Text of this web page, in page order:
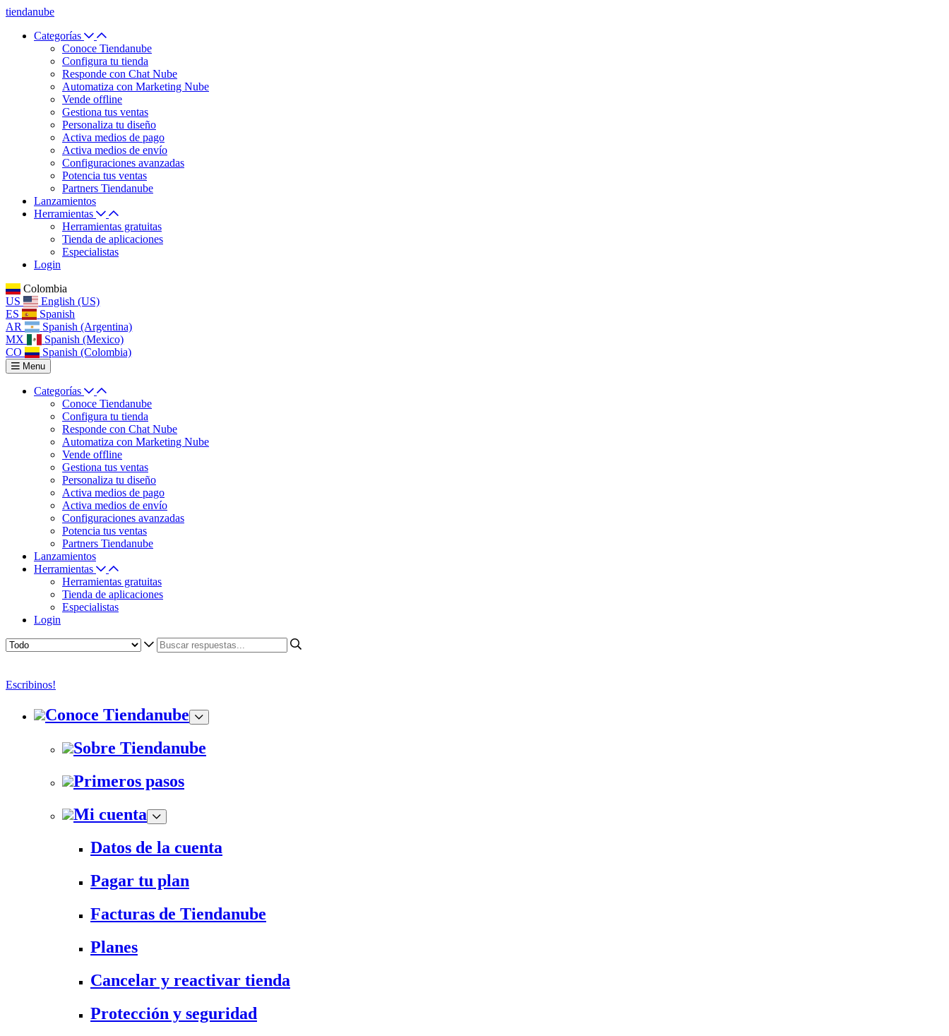
tiendanube
Categorías
Conoce Tiendanube
Configura tu tienda
Responde con Chat Nube
Automatiza con Marketing Nube
Vende offline
Gestiona tus ventas
Personaliza tu diseño
Activa medios de pago
Activa medios de envío
Configuraciones avanzadas
Potencia tus ventas
Partners Tiendanube
Lanzamientos
Herramientas
Herramientas gratuitas
Tienda de aplicaciones
Especialistas
Login
Colombia
US
English (US)
ES
Spanish
AR
Spanish (Argentina)
MX
Spanish (Mexico)
CO
Spanish (Colombia)
Menu
Categorías
Conoce Tiendanube
Configura tu tienda
Responde con Chat Nube
Automatiza con Marketing Nube
Vende offline
Gestiona tus ventas
Personaliza tu diseño
Activa medios de pago
Activa medios de envío
Configuraciones avanzadas
Potencia tus ventas
Partners Tiendanube
Lanzamientos
Herramientas
Herramientas gratuitas
Tienda de aplicaciones
Especialistas
Login
Escribinos!
Conoce Tiendanube
Sobre Tiendanube
Primeros pasos
Mi cuenta
Datos de la cuenta
Pagar tu plan
Facturas de Tiendanube
Planes
Cancelar y reactivar tienda
Protección y seguridad